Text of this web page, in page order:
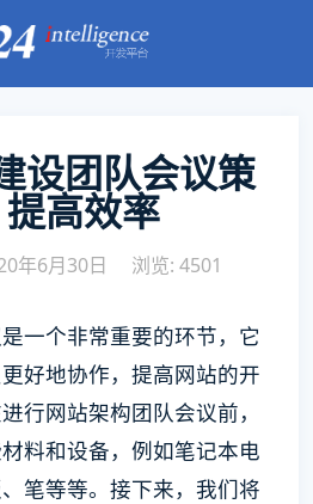
设团队会议策
高效率
年6月30日 浏览: 4501
一个非常重要的环节，它
好地协作，提高网站的开
行网站架构团队会议前，
料和设备，例如笔记本电
笔等等。接下来，我们将